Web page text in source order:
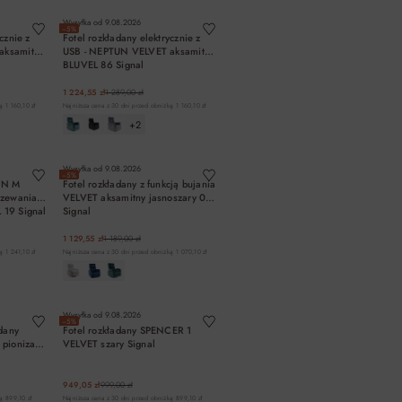
z
1 160,10 zł
−5%
Wysyłka od 9.08.2026
Fotel rozkładany elektrycznie z
USB - NEPTUN VELVET aksamitny
BLUVEL 86 Signal
1 224,55 zł1 289,00 zł
Najniższa cena z 30 dni przed obniżką: 1 160,10 zł
+2
M
19 Signal
1 241,10 zł
−5%
Wysyłka od 9.08.2026
Fotel rozkładany z funkcją bujania
VELVET aksamitny jasnoszary 03
Signal
1 129,55 zł1 189,00 zł
Najniższa cena z 30 dni przed obniżką: 1 070,10 zł
pionizacji
899,10 zł
−5%
Wysyłka od 9.08.2026
Fotel rozkładany SPENCER 1
VELVET szary Signal
949,05 zł999,00 zł
Najniższa cena z 30 dni przed obniżką: 899,10 zł